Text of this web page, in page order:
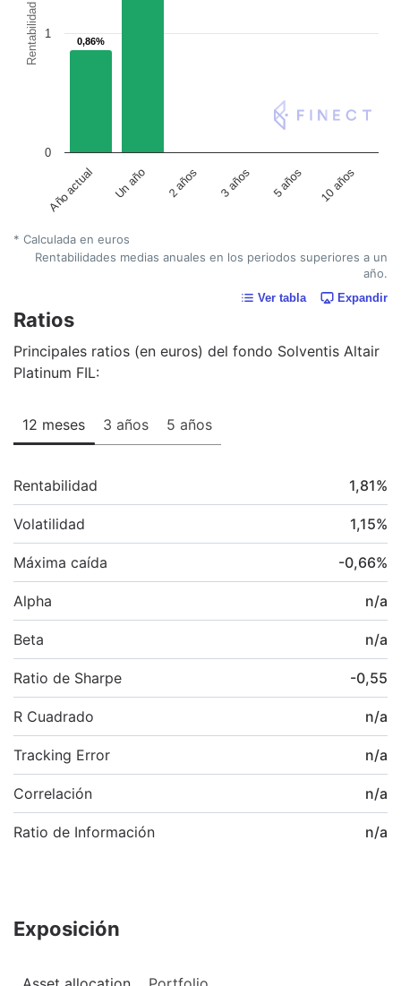
Rentabilidad 0,86%
0,86%
Año actual Un año 2 años 3 años 5 años 10 años
0
1
* Calculada en euros
Rentabilidades medias anuales en los periodos superiores a un
año.
Ver tabla Expandir
Ratios
Principales ratios (en euros) del fondo Solventis Altair
Platinum FIL:
12 meses 3 años 5 años
Rentabilidad 1,81%
Volatilidad 1,15%
Máxima caída -0,66%
Alpha n/a
Beta n/a
Ratio de Sharpe -0,55
R Cuadrado n/a
Tracking Error n/a
Correlación n/a
Ratio de Información n/a
Exposición